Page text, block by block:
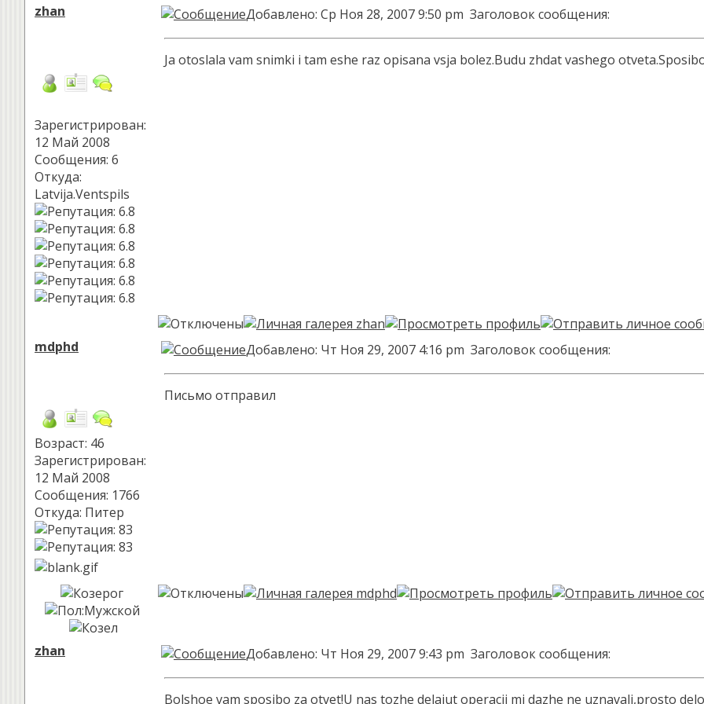
zhan
Зарегистрирован:
12 Май 2008
Сообщения: 6
Откуда:
Latvija.Ventspils
Добавлено: Ср Ноя 28, 2007 9:50 pm Заголовок сообщения:
Ja otoslala vam snimki i tam eshe raz opisana vsja bolez.Budu zhdat vashego
mdphd
Возраст: 46
Зарегистрирован:
12 Май 2008
Сообщения: 1766
Откуда: Питер
Добавлено: Чт Ноя 29, 2007 4:16 pm Заголовок сообщения:
Письмо отправил
zhan Добавлено: Чт Ноя 29, 2007 9:43 pm Заголовок сообщения:
Bolshoe vam sposibo za otvet!U nas tozhe delajut operacii mi dazhe ne uznavali,prosto